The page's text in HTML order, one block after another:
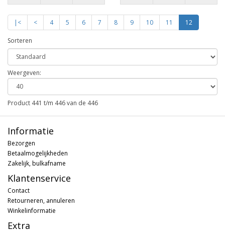
|< < 4 5 6 7 8 9 10 11 12
Sorteren
Weergeven:
Product 441 t/m 446 van de 446
Informatie
Bezorgen
Betaalmogelijkheden
Zakelijk, bulkafname
Klantenservice
Contact
Retourneren, annuleren
Winkelinformatie
Extra